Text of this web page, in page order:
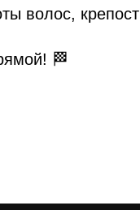
волос,
🏁